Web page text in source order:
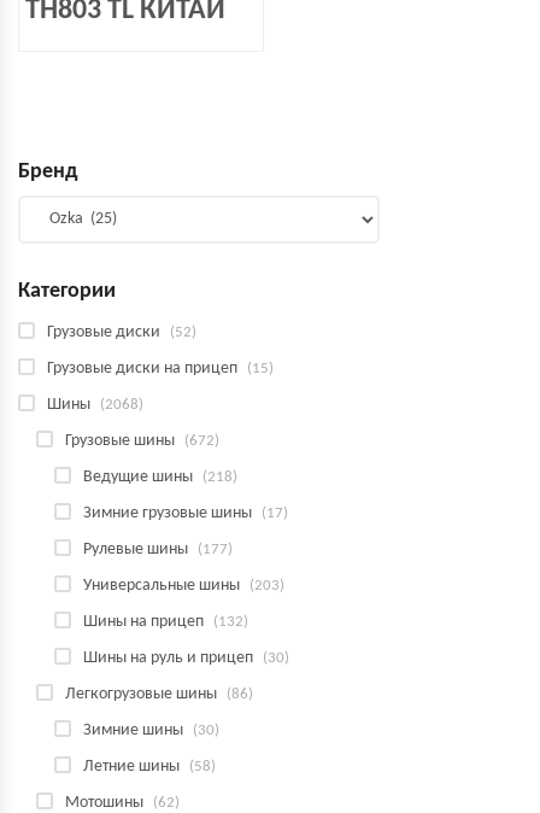
TH803 TL КИТАЙ
Бренд
Категории
Грузовые диски (52)
Грузовые диски на прицеп (15)
Шины (2068)
Грузовые шины (672)
Ведущие шины (218)
Зимние грузовые шины (17)
Рулевые шины (177)
Универсальные шины (203)
Шины на прицеп (132)
Шины на руль и прицеп (30)
Легкогрузовые шины (86)
Зимние шины (30)
Летние шины (58)
Мотошины (62)